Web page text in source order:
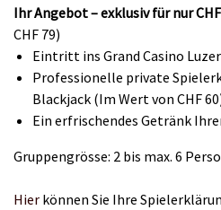
Ihr Angebot – exklusiv für nur
CHF 79)
Eintritt ins Grand Casino
Professionelle private
Blackjack (Im Wert von CHF
Ein erfrischendes Getränk
Gruppengrösse: 2 bis max. 6
Hier können Sie Ihre